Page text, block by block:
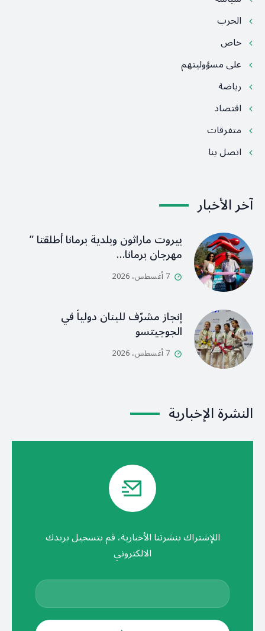
الحرب
خاص
على مسؤوليتهم
رياضة
اقتصاد
متفرقات
اتصل بنا
آخر الأخبار
بيروت ماراثون وبلدية برمانا أطلقتا ”
مهرجان برمانا…
7 أغسطس، 2026
إنجاز مشرّف للبنان دولياً في
الجوجيتسو
7 أغسطس، 2026
النشرة الإخبارية
اللإشتراك بنشرتنا الأخبارية، قم بتسجيل بريدك
الالكتروني